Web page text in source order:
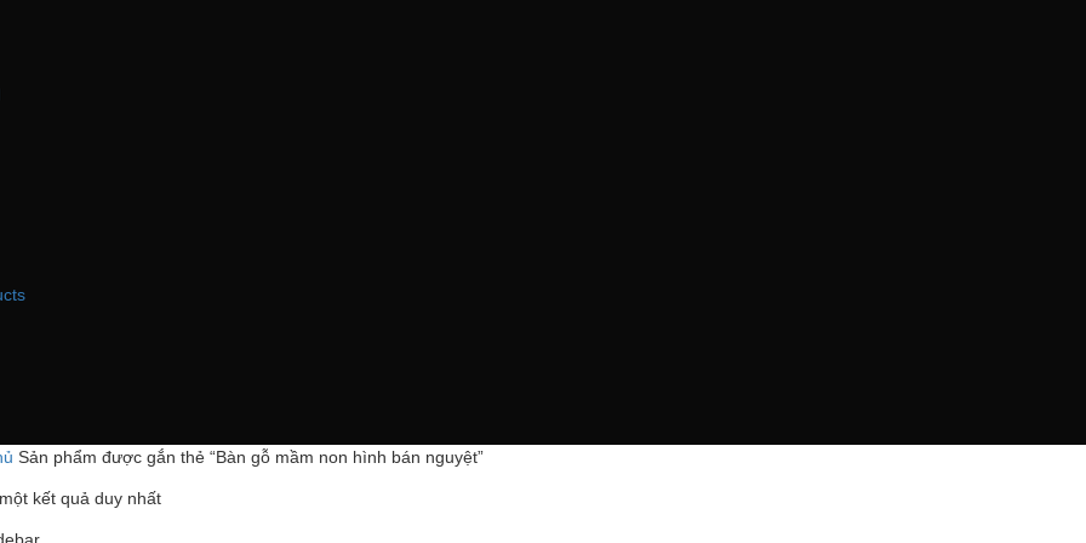
Sản phẩm được gắn thẻ “Bàn gỗ mầm non hình bán nguyệt”
kết quả duy nhất